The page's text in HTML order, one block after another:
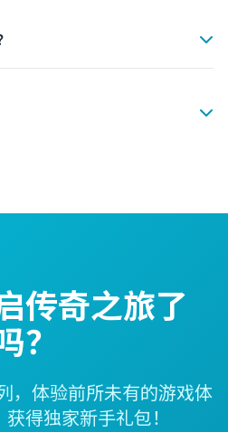
传奇之旅了
？
，体验前所未有的游戏体
得独家新手礼包！